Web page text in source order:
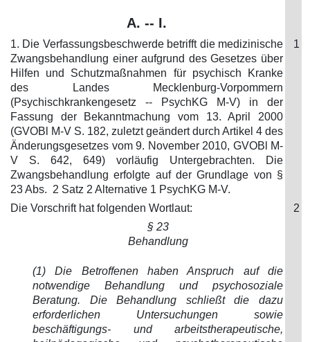
A. -- I.
1. Die Verfassungsbeschwerde betrifft die medizinische
Zwangsbehandlung einer aufgrund des Gesetzes über
Hilfen und Schutzmaßnahmen für psychisch Kranke
des Landes Mecklenburg-Vorpommern
(Psychischkrankengesetz -- PsychKG M-V) in der
Fassung der Bekanntmachung vom 13. April 2000
(GVOBl M-V S. 182, zuletzt geändert durch Artikel 4 des
Änderungsgesetzes vom 9. November 2010, GVOBl M-
V S. 642, 649) vorläufig Untergebrachten. Die
Zwangsbehandlung erfolgte auf der Grundlage von §
23 Abs. 2 Satz 2 Alternative 1 PsychKG M-V.
1
Die Vorschrift hat folgenden Wortlaut:
2
§ 23
Behandlung
(1) Die Betroffenen haben Anspruch auf die
notwendige Behandlung und psychosoziale
Beratung. Die Behandlung schließt die dazu
erforderlichen Untersuchungen sowie
beschäftigungs- und arbeitstherapeutische,